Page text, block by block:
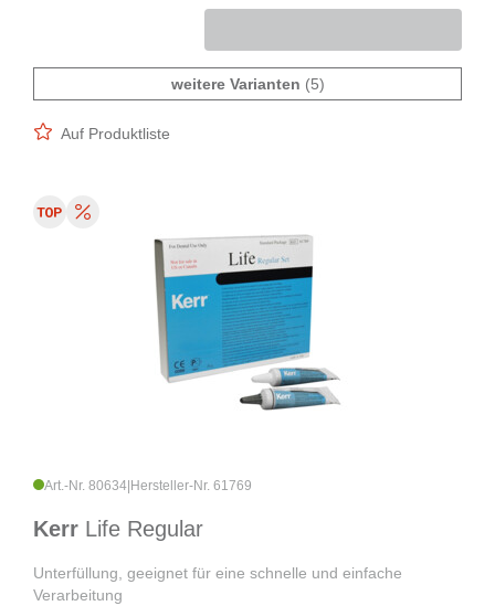
weitere Varianten (5)
Auf Produktliste
Art.-Nr. 80634 Hersteller-Nr. 61769
Kerr Life Regular
Unterfüllung, geeignet für eine schnelle und einfache
Verarbeitung